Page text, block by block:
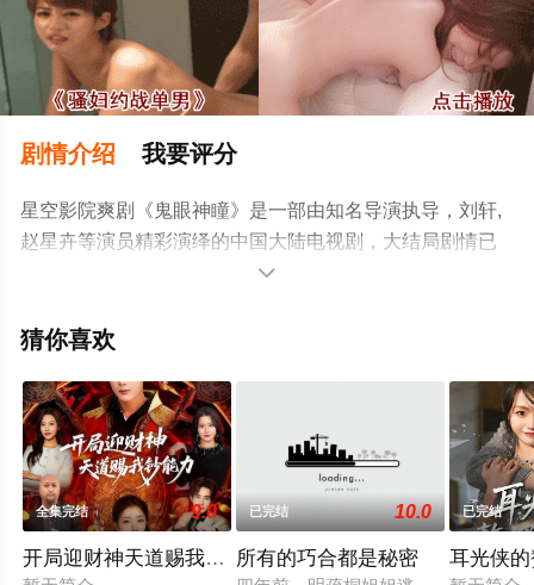
剧情介绍 我要评分
星空影院爽剧《鬼眼神瞳》是一部由知名导演执导，刘轩,
赵星卉等演员精彩演绎的中国大陆电视剧，大结局剧情已
揭晓（1-1全集），手机免费观看高清无删减完整版电视剧
电视猫或剧情网等平台了解。

猜你喜欢
全集完结 9.0
开局迎财神天道赐我钞能力
已完结 10.0
所有的巧合都是秘密
已完结
耳光侠